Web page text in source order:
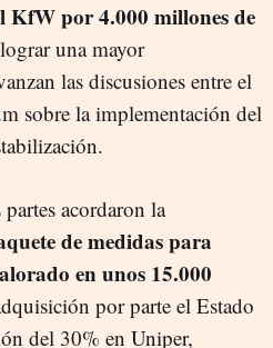
KfW por 4.000 millones de
una mayor
las discusiones entre el
sobre la implementación del
acordaron la
de medidas para
en unos 15.000
por parte el Estado
del 30% en Uniper,